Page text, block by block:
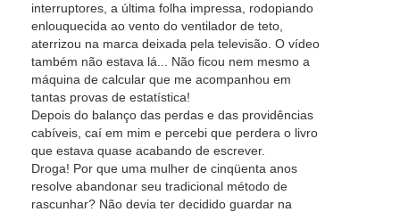
interruptores, a última folha impressa, rodopiando
enlouquecida ao vento do ventilador de teto,
aterrizou na marca deixada pela televisão. O vídeo
também não estava lá... Não ficou nem mesmo a
máquina de calcular que me acompanhou em
tantas provas de estatística!
Depois do balanço das perdas e das providências
cabíveis, caí em mim e percebi que perdera o livro
que estava quase acabando de escrever.
Droga! Por que uma mulher de cinqüenta anos
resolve abandonar seu tradicional método de
rascunhar? Não devia ter decidido guardar na